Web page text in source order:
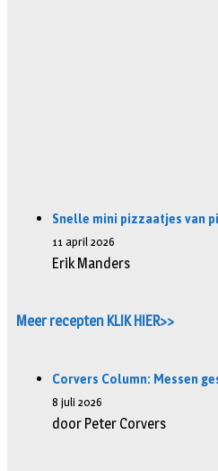
Snelle mini pizzaatjes van
11 april 2026
Erik Manders
Meer recepten KLIK HIER>>
Corvers Column: Messen
8 juli 2026
door Peter Corvers